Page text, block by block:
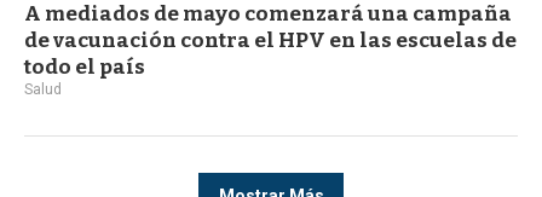
A mediados de mayo comenzará una campaña
de vacunación contra el HPV en las escuelas de
todo el país
Salud